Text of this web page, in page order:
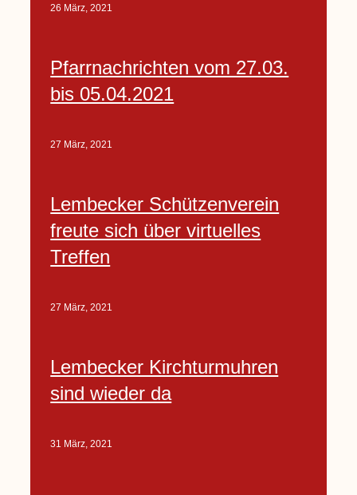
26 März, 2021
Pfarrnachrichten vom 27.03.
bis 05.04.2021
27 März, 2021
Lembecker Schützenverein
freute sich über virtuelles
Treffen
27 März, 2021
Lembecker Kirchturmuhren
sind wieder da
31 März, 2021